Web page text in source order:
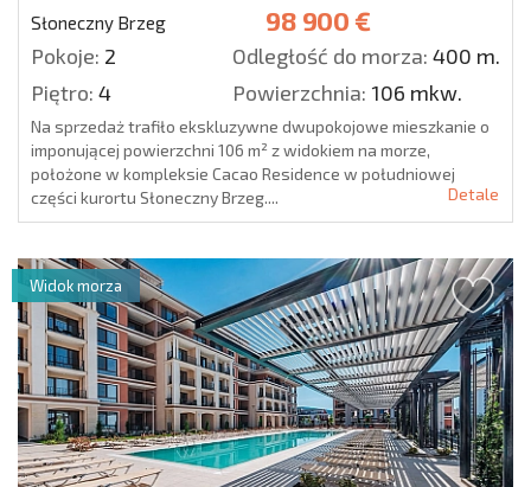
Słoneczny Brzeg 98 900 €
Pokoje: 2 Odległość do morza: 400 m.
Piętro: 4 Powierzchnia: 106 mkw.
Na sprzedaż trafiło ekskluzywne dwupokojowe mieszkanie o
imponującej powierzchni 106 m² z widokiem na morze,
położone w kompleksie Cacao Residence w południowej
części kurortu Słoneczny Brzeg....
Detale
Widok morza